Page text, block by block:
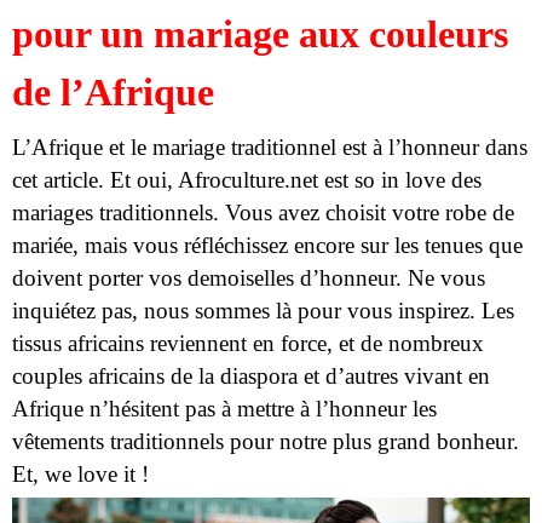
pour un mariage aux couleurs
de l’Afrique
L’Afrique et le mariage traditionnel est à l’honneur dans
cet article. Et oui, Afroculture.net est so in love des
mariages traditionnels. Vous avez choisit votre robe de
mariée, mais vous réfléchissez encore sur les tenues que
doivent porter vos demoiselles d’honneur. Ne vous
inquiétez pas, nous sommes là pour vous inspirez. Les
tissus africains reviennent en force, et de nombreux
couples africains de la diaspora et d’autres vivant en
Afrique n’hésitent pas à mettre à l’honneur les
vêtements traditionnels pour notre plus grand bonheur.
Et, we love it !